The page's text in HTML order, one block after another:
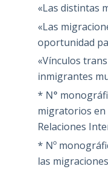
«Las distintas
«Las
oportunidad
«Vínculos
inmigrantes
* N°
migratorios en
Relaciones
* Nº
las